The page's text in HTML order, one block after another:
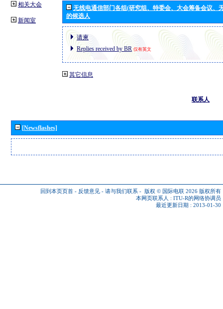
相关大会
新闻室
无线电通信部门各组(研究组、特委会、大会筹备会议、
的候选人
请柬
Replies received by BR 仅有英文
其它信息
联系人
[Newsflashes]
回到本页页首 - 反馈意见 - 请与我们联系 - 版权 © 国际电联 2026 版权所有
本网页联系人 : ITU-R的网络协调员
最近更新日期 : 2013-01-30